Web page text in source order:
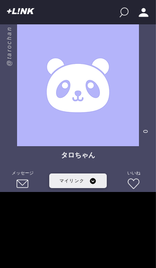
+L!NK
@tarochan
0
タロちゃん
メッセージ
マイリンク
いいね